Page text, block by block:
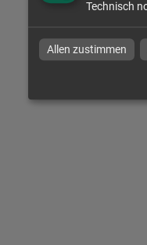
Technisch
Allen zustimmen